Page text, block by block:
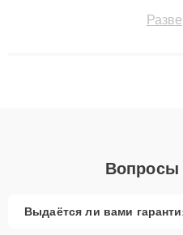
технику с сохранением
Вопросы
Выдаётся ли вами